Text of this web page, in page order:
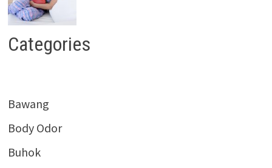
Categories
Bawang
Body Odor
Buhok